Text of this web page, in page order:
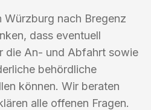
Würzburg nach Bregenz
dass eventuell
die An- und Abfahrt sowie
behördliche
können. Wir beraten
alle offenen Fragen.